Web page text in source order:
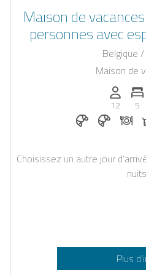
Maison de
personnes avec
jacuzzi extérieur
Belgique
Maison de
12
5
Petit-déjeuner
Petit-
Choisissez un autre jour
Plus